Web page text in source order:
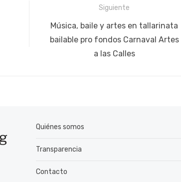
Siguiente
Siguiente
publicación:
Música, baile y artes en tallarinata
bailable pro fondos Carnaval Artes
a las Calles
Quiénes somos
Transparencia
Contacto